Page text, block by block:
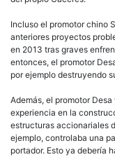
Incluso el promotor chino
anteriores proyectos
en 2013 tras graves
entonces, el promotor
por ejemplo destruyendo
Además, el promotor
experiencia en la
estructuras accionariales
ejemplo, controlaba una
portador. Esto ya debería